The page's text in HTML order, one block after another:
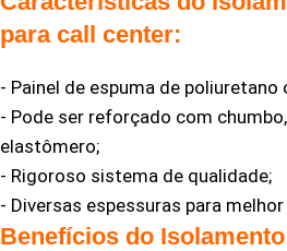
para call center:
- Painel de espuma de poliuretano
- Pode ser reforçado com
elastômero;
- Rigoroso sistema de qualidade;
- Diversas espessuras para
Benefícios do